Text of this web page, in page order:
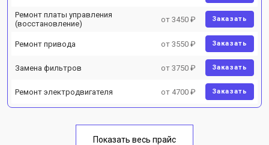
Ремонт платы управления
(восстановление)
от 3450 ₽ Заказать
Ремонт привода от 3550 ₽ Заказать
Замена фильтров от 3750 ₽ Заказать
Ремонт электродвигателя от 4700 ₽ Заказать
Показать весь прайс